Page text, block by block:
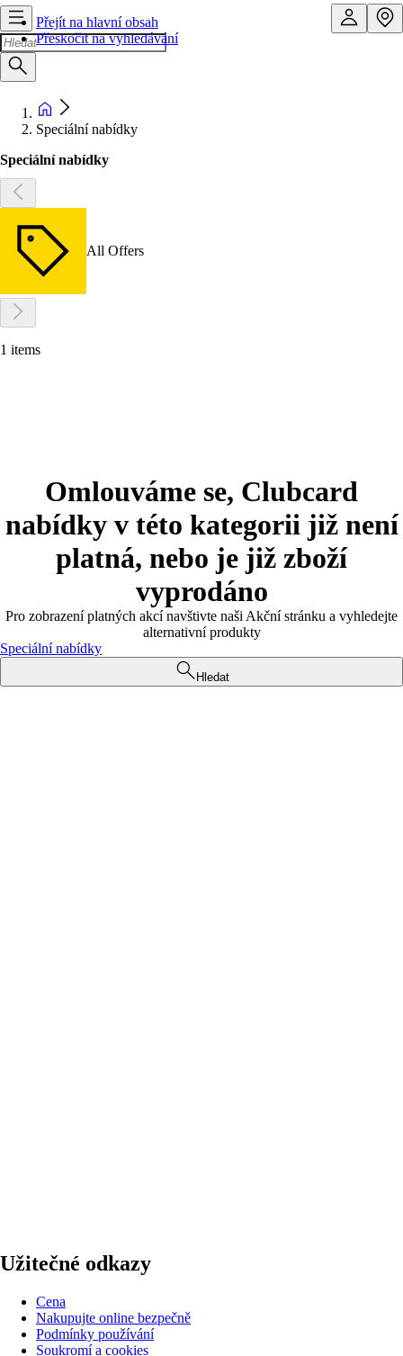
Přejít na hlavní obsah
Přeskočit na vyhledávání
Speciální nabídky
Speciální nabídky
All Offers
1 items
Omlouváme se, Clubcard
nabídky v této kategorii již není
platná, nebo je již zboží
vyprodáno
Pro zobrazení platných akcí navštivte naši Akční stránku a vyhledejte
alternativní produkty
Speciální nabídky
Hledat
Užitečné odkazy
Cena
Nakupujte online bezpečně
Podmínky používání
Soukromí a cookies